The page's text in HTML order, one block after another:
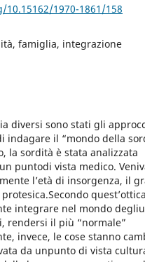
1970-1861/158
famiglia, integrazione
diversi sono stati gli
indagare il “mondo della
la sordità è stata analizzata
puntodi vista medico.
l’età di insorgenza, il
integrare nel mondo
rendersi il più “normale”
invece, le cose stanno
da unpunto di vista